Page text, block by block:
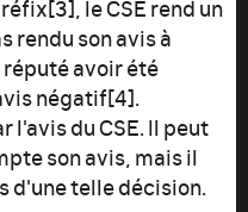
le CSE rend un
rendu son avis à
avoir été
négatif[4].
l'avis du CSE. Il peut
son avis, mais il
d'une telle décision.